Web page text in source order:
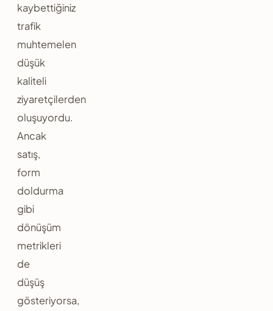
kaybettiğiniz
trafik
muhtemelen
düşük
kaliteli
ziyaretçilerden
oluşuyordu.
Ancak
satış,
form
doldurma
gibi
dönüşüm
metrikleri
de
düşüş
gösteriyorsa,